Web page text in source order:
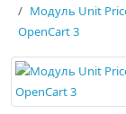
Модуль Unit
OpenCart 3